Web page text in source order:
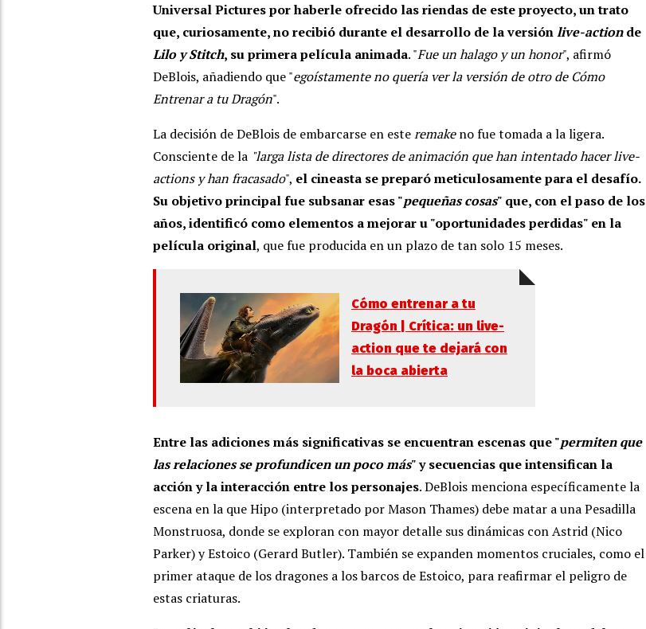
Universal Pictures por haberle ofrecido las riendas de este proyecto, un trato
que, curiosamente, no recibió durante el desarrollo de la versiónlive-actionde
Lilo y Stitch, su primera película animada. "Fue un halago y un honor", afirmó
DeBlois, añadiendo que "egoístamente no quería ver la versión de otro de Cómo
Entrenar a tu Dragón".
La decisión de DeBlois de embarcarse en esteremakeno fue tomada a la ligera.
Consciente de la "larga lista de directores de animación que han intentado hacer live-
actions y han fracasado", el cineasta se preparó meticulosamente para el desafío.
Su objetivo principal fue subsanar esas "pequeñas cosas" que, con el paso de los
años, identificó como elementos a mejorar u "oportunidades perdidas" en la
película original, que fue producida en un plazo de tan solo 15 meses.
Cómo entrenar a tu
Dragón | Crítica: un live-
action que te dejará con
la boca abierta
Entre las adiciones más significativas se encuentran escenas que "permiten que
las relaciones se profundicen un poco más" y secuencias que intensifican la
acción y la interacción entre los personajes. DeBlois menciona específicamente la
escena en la que Hipo (interpretado por Mason Thames) debe matar a una Pesadilla
Monstruosa, donde se exploran con mayor detalle sus dinámicas con Astrid (Nico
Parker) y Estoico (Gerard Butler). También se expanden momentos cruciales, como el
primer ataque de los dragones a los barcos de Estoico, para reafirmar el peligro de
estas criaturas.